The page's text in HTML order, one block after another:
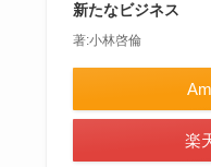
新たなビジネス
著:小林啓倫
楽